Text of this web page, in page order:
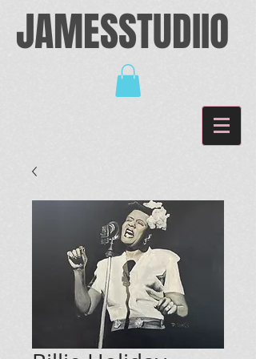
JAMESSTUDIIO